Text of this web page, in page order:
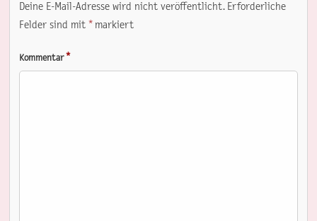
Deine E-Mail-Adresse wird nicht veröffentlicht. Erforderliche
Felder sind mit*markiert
Kommentar*